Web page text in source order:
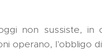
non sussiste, in
operano, l'obbligo